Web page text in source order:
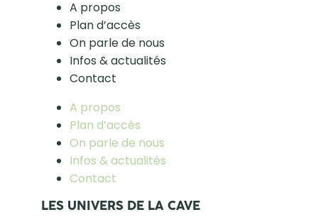
A propos
Plan d’accès
On parle de nous
Infos & actualités
Contact
A propos
Plan d’accès
On parle de nous
Infos & actualités
Contact
LES UNIVERS DE LA CAVE